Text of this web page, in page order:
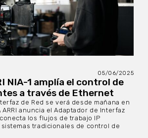
05/06/2025
NIA-1 amplía el control de
a través de Ethernet
de Red se verá desde mañana en
ARRI anuncia el Adaptador de Interfaz
los flujos de trabajo IP
tradicionales de control de